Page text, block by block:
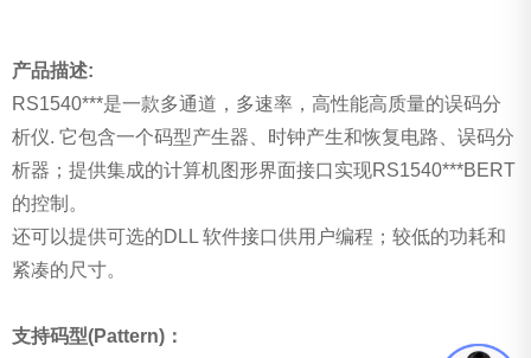
产品描述:
RS1540***是一款多通道，多速率，高性能高质量的误码分
析仪. 它包含一个码型产生器、时钟产生和恢复电路、误码分
析器；提供集成的计算机图形界面接口实现RS1540***BERT
的控制。
还可以提供可选的DLL 软件接口供用户编程；较低的功耗和
紧凑的尺寸。
支持码型(Pattern)：